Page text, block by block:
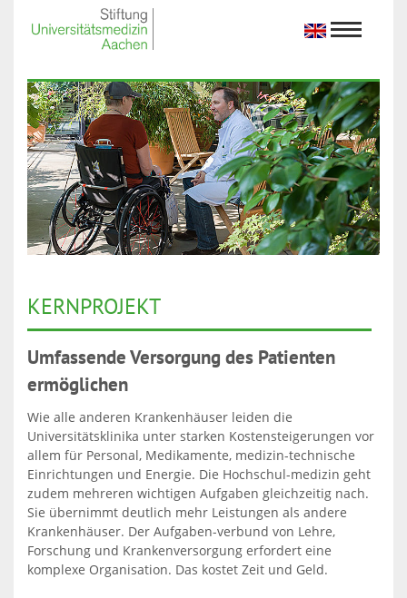
KERNPROJEKT
Umfassende Versorgung des Patienten
ermöglichen
Wie alle anderen Krankenhäuser leiden die
Universitätsklinika unter starken Kostensteigerungen vor
allem für Personal, Medikamente, medizin-technische
Einrichtungen und Energie. Die Hochschul-medizin geht
zudem mehreren wichtigen Aufgaben gleichzeitig nach.
Sie übernimmt deutlich mehr Leistungen als andere
Krankenhäuser. Der Aufgaben-verbund von Lehre,
Forschung und Krankenversorgung erfordert eine
komplexe Organisation. Das kostet Zeit und Geld.